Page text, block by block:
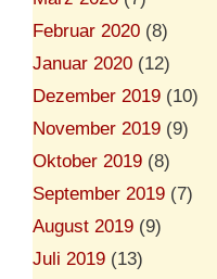
Februar 2020 (8)
Januar 2020 (12)
Dezember 2019 (10)
November 2019 (9)
Oktober 2019 (8)
September 2019 (7)
August 2019 (9)
Juli 2019 (13)